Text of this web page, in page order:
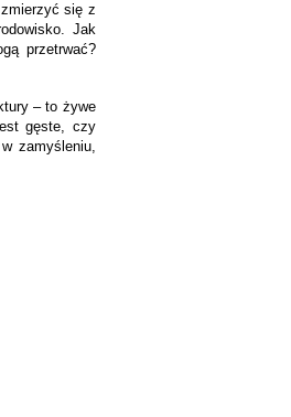
się z
Jak
przetrwać?
– to żywe
gęste, czy
zamyśleniu,